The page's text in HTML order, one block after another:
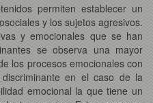
permiten establecer un
y los sujetos agresivos.
y emocionales que se han
se observa una mayor
los procesos emocionales con
en el caso de la
emocional la que tiene un